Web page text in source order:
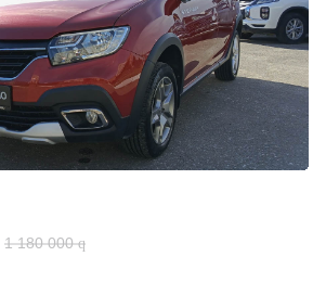
1 180 000 q